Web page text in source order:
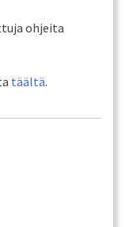
ohjeita
täältä.